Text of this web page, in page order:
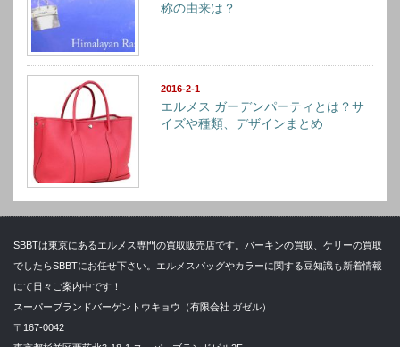
称の由来は？
2016-2-1
エルメス ガーデンパーティとは？サ
イズや種類、デザインまとめ
SBBTは東京にあるエルメス専門の買取販売店です。バーキンの買取、ケリーの買取
でしたらSBBTにお任せ下さい。エルメスバッグやカラーに関する豆知識も新着情報
にて日々ご案内中です！
スーパーブランドバーゲントウキョウ（有限会社 ガゼル）
〒167-0042